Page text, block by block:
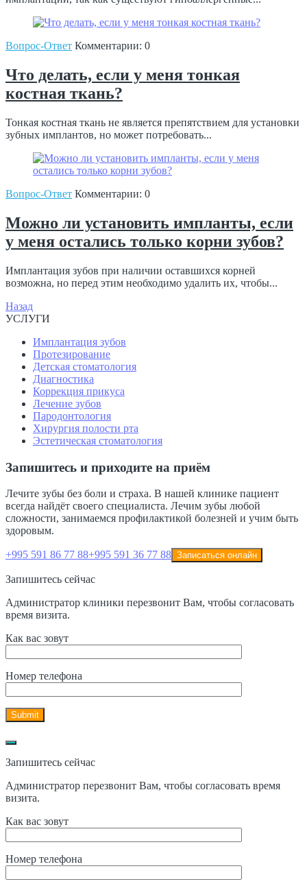
Вопрос-Ответ Комментарии: 0
Что делать, если у меня тонкая
костная ткань?
Тонкая костная ткань не является препятствием для установки
зубных имплантов, но может потребовать...
Вопрос-Ответ Комментарии: 0
Можно ли установить импланты, если
у меня остались только корни зубов?
Имплантация зубов при наличии оставшихся корней
возможна, но перед этим необходимо удалить их, чтобы...
Навигация
Назад
УСЛУГИ
Имплантация зубов
Протезирование
Детская стоматология
Диагностика
Коррекция прикуса
Лечение зубов
Пародонтология
Хирургия полости рта
Эстетическая стоматология
Запишитесь и приходите на приём
Лечите зубы без боли и страха. В нашей клинике пациент
всегда найдёт своего специалиста. Лечим зубы любой
сложности, занимаемся профилактикой болезней и учим быть
здоровым.
+995 591 86 77 88+995 591 36 77 88 Записаться онлайн
Запишитесь сейчас
Администратор клиники перезвонит Вам, чтобы согласовать
время визита.
Как вас зовут
Номер телефона
Запишитесь сейчас
Администратор перезвонит Вам, чтобы согласовать время
визита.
Как вас зовут
Номер телефона